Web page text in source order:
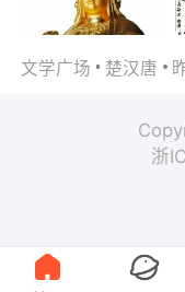
文学广场 楚汉唐
浙